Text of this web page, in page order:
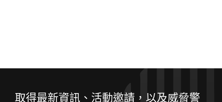
取得最新資訊、活動邀請，以及威脅警